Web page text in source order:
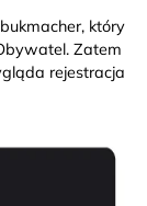
który
Zatem
rejestracja